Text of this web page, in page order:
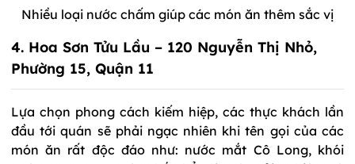
Nhiều loại nước chấm giúp các món ăn thêm sắc vị
4. Hoa Sơn Tửu Lầu – 120 Nguyễn Thị Nhỏ,
Phường 15, Quận 11
Lựa chọn phong cách kiếm hiệp, các thực khách lần
đầu tới quán sẽ phải ngạc nhiên khi tên gọi của các
món ăn rất độc đáo như: nước mắt Cô Long, khói